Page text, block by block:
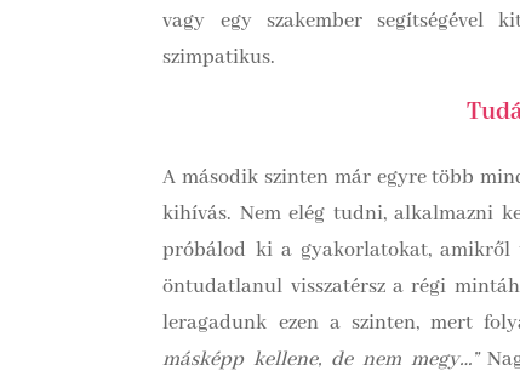
vagy egy szakember segítségével
szimpatikus.
A második szinten már egyre több
kihívás. Nem elég tudni, alkalmazni
próbálod ki a gyakorlatokat, amikről
öntudatlanul visszatérsz a régi
leragadunk ezen a szinten, mert
másképp kellene, de nem megy…”